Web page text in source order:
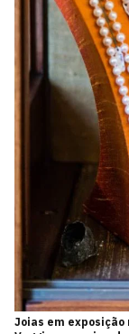
Joias em